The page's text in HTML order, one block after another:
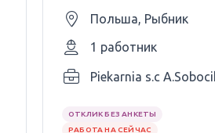
Польша, Рыбник
1 работник
Piekarnia s.c
ОТКЛИК БЕЗ АНКЕТЫ
РАБОТА НА СЕЙЧАС